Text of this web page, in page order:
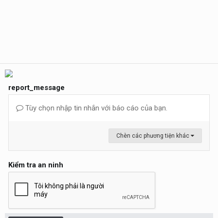
report_message
Tùy chọn nhập tin nhắn với báo cáo của bạn.
Chèn các phương tiện khác
Kiểm tra an ninh